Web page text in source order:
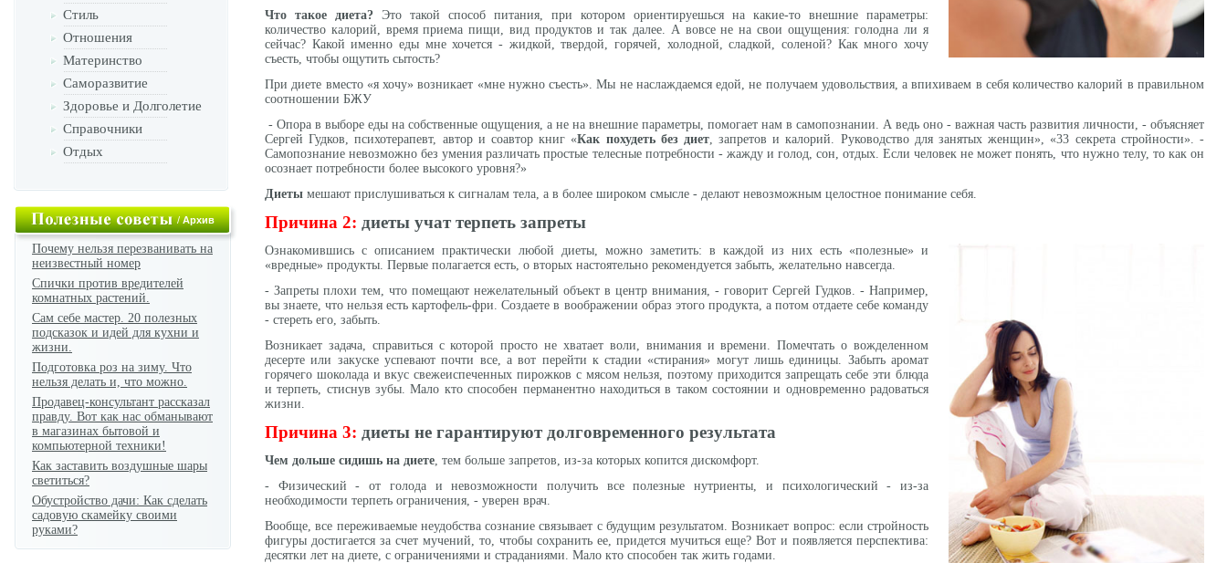
Стиль
Отношения
Материнство
Саморазвитие
Здоровье и Долголетие
Справочники
Отдых
/Архив
Почему нельзя перезванивать на
неизвестный номер
Спички против вредителей
комнатных растений.
Сам себе мастер. 20 полезных
подсказок и идей для кухни и
жизни.
Подготовка роз на зиму. Что
нельзя делать и, что можно.
Продавец-консультант рассказал
правду. Вот как нас обманывают
в магазинах бытовой и
компьютерной техники!
Как заставить воздушные шары
светиться?
Обустройство дачи: Как сделать
садовую скамейку своими
руками?
Что такое диета? Это такой способ питания, при котором ориентируешься на какие-то внешние параметры:
количество калорий, время приема пищи, вид продуктов и так далее. А вовсе не на свои ощущения: голодна ли я
сейчас? Какой именно еды мне хочется - жидкой, твердой, горячей, холодной, сладкой, соленой? Как много хочу
съесть, чтобы ощутить сытость?
При диете вместо «я хочу» возникает «мне нужно съесть». Мы не наслаждаемся едой, не получаем удовольствия, а впихиваем в себя количество калорий в правильном
соотношении БЖУ
- Опора в выборе еды на собственные ощущения, а не на внешние параметры, помогает нам в самопознании. А ведь оно - важная часть развития личности, - объясняет
Сергей Гудков, психотерапевт, автор и соавтор книг «Как похудеть без диет, запретов и калорий. Руководство для занятых женщин», «33 секрета стройности». -
Самопознание невозможно без умения различать простые телесные потребности - жажду и голод, сон, отдых. Если человек не может понять, что нужно телу, то как он
осознает потребности более высокого уровня?»
Диеты мешают прислушиваться к сигналам тела, а в более широком смысле - делают невозможным целостное понимание себя.
Причина 2: диеты учат терпеть запреты
Ознакомившись с описанием практически любой диеты, можно заметить: в каждой из них есть «полезные» и
«вредные» продукты. Первые полагается есть, о вторых настоятельно рекомендуется забыть, желательно навсегда.
- Запреты плохи тем, что помещают нежелательный объект в центр внимания, - говорит Сергей Гудков. - Например,
вы знаете, что нельзя есть картофель-фри. Создаете в воображении образ этого продукта, а потом отдаете себе команду
- стереть его, забыть.
Возникает задача, справиться с которой просто не хватает воли, внимания и времени. Помечтать о вожделенном
десерте или закуске успевают почти все, а вот перейти к стадии «стирания» могут лишь единицы. Забыть аромат
горячего шоколада и вкус свежеиспеченных пирожков с мясом нельзя, поэтому приходится запрещать себе эти блюда
и терпеть, стиснув зубы. Мало кто способен перманентно находиться в таком состоянии и одновременно радоваться
жизни.
Причина 3: диеты не гарантируют долговременного результата
Чем дольше сидишь на диете, тем больше запретов, из-за которых копится дискомфорт.
- Физический - от голода и невозможности получить все полезные нутриенты, и психологический - из-за
необходимости терпеть ограничения, - уверен врач.
Вообще, все переживаемые неудобства сознание связывает с будущим результатом. Возникает вопрос: если стройность
фигуры достигается за счет мучений, то, чтобы сохранить ее, придется мучиться еще? Вот и появляется перспектива:
десятки лет на диете, с ограничениями и страданиями. Мало кто способен так жить годами.